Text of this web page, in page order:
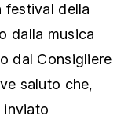
festival della
dalla musica
dal Consigliere
saluto che,
inviato